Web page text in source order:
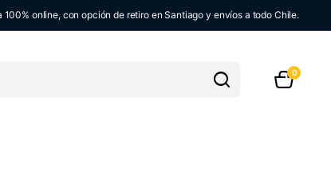
100% online, con opción de retiro en Santiago y envíos a todo Chile.
0